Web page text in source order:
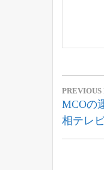
投
稿
ナ
PREVIOUS
Previous
Post:
MCOの
相テレ